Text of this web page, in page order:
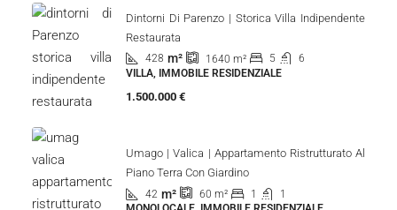
Dintorni Di Parenzo | Storica Villa Indipendente
Restaurata
428 m² 1640 m² 5
6
VILLA, IMMOBILE RESIDENZIALE
1.500.000 €
Umago | Valica | Appartamento Ristrutturato Al
Piano Terra Con Giardino
42 m² 60 m² 1
1